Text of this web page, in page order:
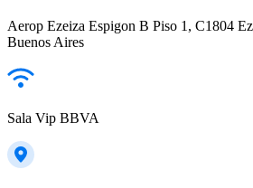
Aerop Ezeiza Espigon B Piso 1, C1804
Buenos Aires
Sala Vip BBVA